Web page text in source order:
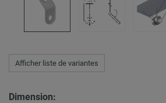
Afficher liste de variantes
Dimension: